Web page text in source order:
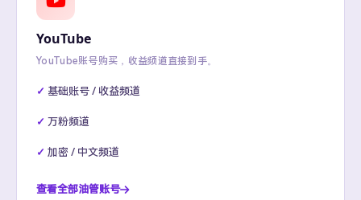
YouTube
YouTube账号购买，收益频道直接到手。
基础账号 / 收益频道
万粉频道
加密 / 中文频道
查看全部油管账号